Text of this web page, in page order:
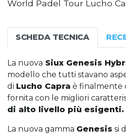
World Padel Tour Lucho
SCHEDA TECNICA
La nuova Siux Genesis
modello che tutti stavano
di Lucho Capra è finalmente
fornita con le migliori
di alto livello più esigenti.
La nuova gamma Genesis si